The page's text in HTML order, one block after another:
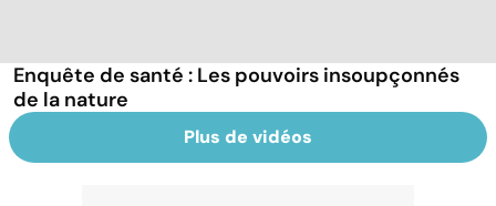
Enquête de santé : Les pouvoirs insoupçonnés
de la nature
Plus de vidéos